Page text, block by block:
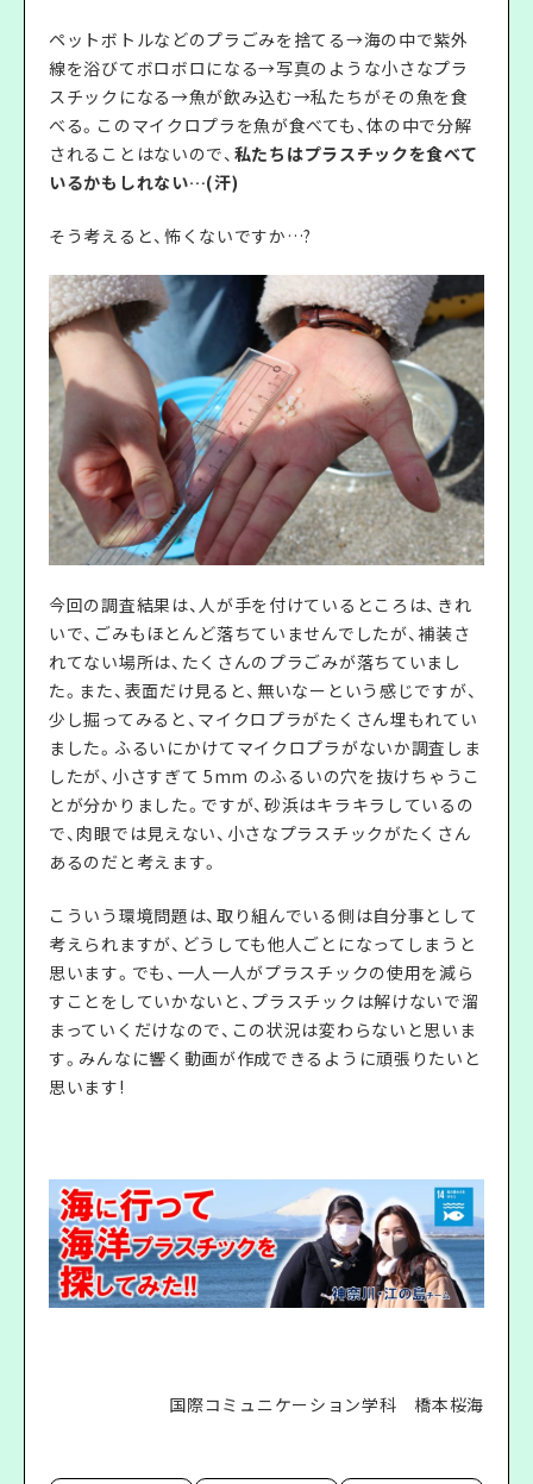
ペットボトルなどのプラごみを捨てる→海の中で紫外
線を浴びてボロボロになる→写真のような小さなプラ
スチックになる→魚が飲み込む→私たちがその魚を食
べる。このマイクロプラを魚が食べても、体の中で分解
されることはないので、 私たちはプラスチックを食べて
いるかもしれない…(汗)
そう考えると、怖くないですか…?
今回の調査結果は、人が手を付けているところは、きれ
いで、ごみもほとんど落ちていませんでしたが、補装さ
れてない場所は、たくさんのプラごみが落ちていまし
た。また、表面だけ見ると、無いなーという感じですが、
少し掘ってみると、マイクロプラがたくさん埋もれてい
ました。ふるいにかけてマイクロプラがないか調査しま
したが、小さすぎて 5mm のふるいの穴を抜けちゃうこ
とが分かりました。ですが、砂浜はキラキラしているの
で、肉眼では見えない、小さなプラスチックがたくさん
あるのだと考えます。
こういう環境問題は、取り組んでいる側は自分事として
考えられますが、どうしても他人ごとになってしまうと
思います。でも、一人一人がプラスチックの使用を減ら
すことをしていかないと、プラスチックは解けないで溜
まっていくだけなので、この状況は変わらないと思いま
す。みんなに響く動画が作成できるように頑張りたいと
思います!
国際コミュニケーション学科 橋本桜海